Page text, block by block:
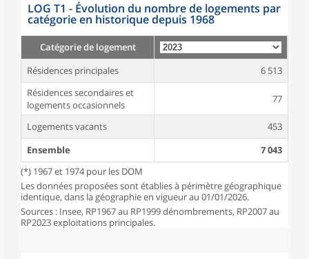
LOG T1 - Évolution du nombre de logements par
catégorie en historique depuis 1968
Catégorie de logement
Résidences principales
6 513
Résidences secondaires et
logements occasionnels
77
Logements vacants
453
Ensemble
7 043
(*) 1967 et 1974 pour les DOM
Les données proposées sont établies à périmètre géographique
identique, dans la géographie en vigueur au 01/01/2026.
Sources : Insee, RP1967 au RP1999 dénombrements, RP2007 au
RP2023 exploitations principales.